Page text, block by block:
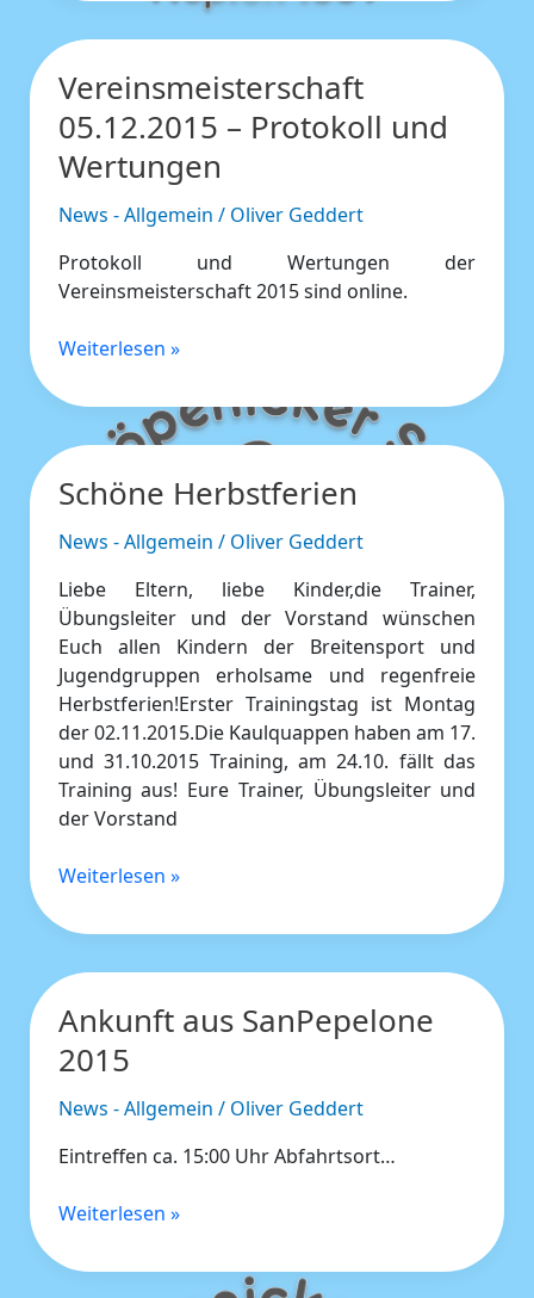
Vereinsmeisterschaft
05.12.2015 – Protokoll und
Wertungen
News - Allgemein / Oliver Geddert
Protokoll und Wertungen der
Vereinsmeisterschaft 2015 sind online.
Vereinsmeisterschaft
05.12.2015
–
Protokoll
Wertungen
Weiterlesen »
Schöne Herbstferien
News - Allgemein / Oliver Geddert
Liebe Eltern, liebe Kinder,die Trainer,
Übungsleiter und der Vorstand wünschen
Euch allen Kindern der Breitensport und
Jugendgruppen erholsame und regenfreie
Herbstferien!Erster Trainingstag ist Montag
der 02.11.2015.Die Kaulquappen haben am 17.
und 31.10.2015 Training, am 24.10. fällt das
Training aus! Eure Trainer, Übungsleiter und
der Vorstand
Schöne
Weiterlesen »
Ankunft aus SanPepelone
2015
News - Allgemein / Oliver Geddert
Eintreffen ca. 15:00 Uhr Abfahrtsort…
Ankunft
SanPepelone
2015
Weiterlesen »